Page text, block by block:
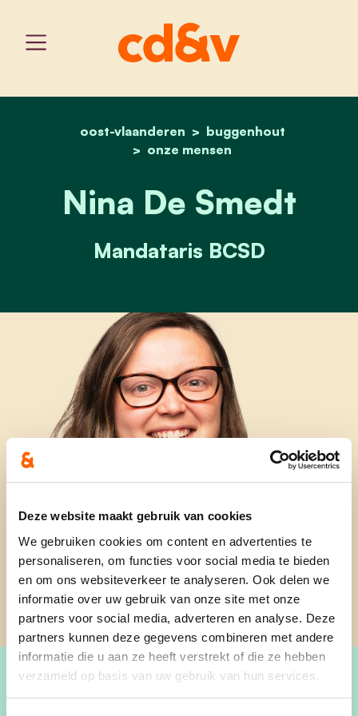
Deze website maakt gebruik van cookies
We gebruiken cookies om content en advertenties te
personaliseren, om functies voor social media te bieden
en om ons websiteverkeer te analyseren. Ook delen we
informatie over uw gebruik van onze site met onze
partners voor social media, adverteren en analyse. Deze
partners kunnen deze gegevens combineren met andere
informatie die u aan ze heeft verstrekt of die ze hebben
verzameld op basis van uw gebruik van hun services.
home
oost-vlaanderen
buggenhout
onze mensen
nina de smedt
Nina De Smedt
Mandataris BCSD